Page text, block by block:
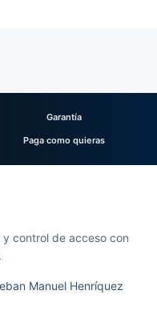
Garantía
Paga como quieras
control de acceso con
Manuel Henríquez